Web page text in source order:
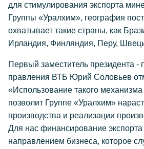
для стимулирования экспорта
Группы «Уралхим», география
охватывает такие страны, как
Ирландия, Финляндия, Перу,
Первый заместитель президента -
правления ВТБ Юрий Соловьев
«Использование такого
позволит Группе «Уралхим»
производства и реализации
Для нас финансирование
направлением бизнеса, которое